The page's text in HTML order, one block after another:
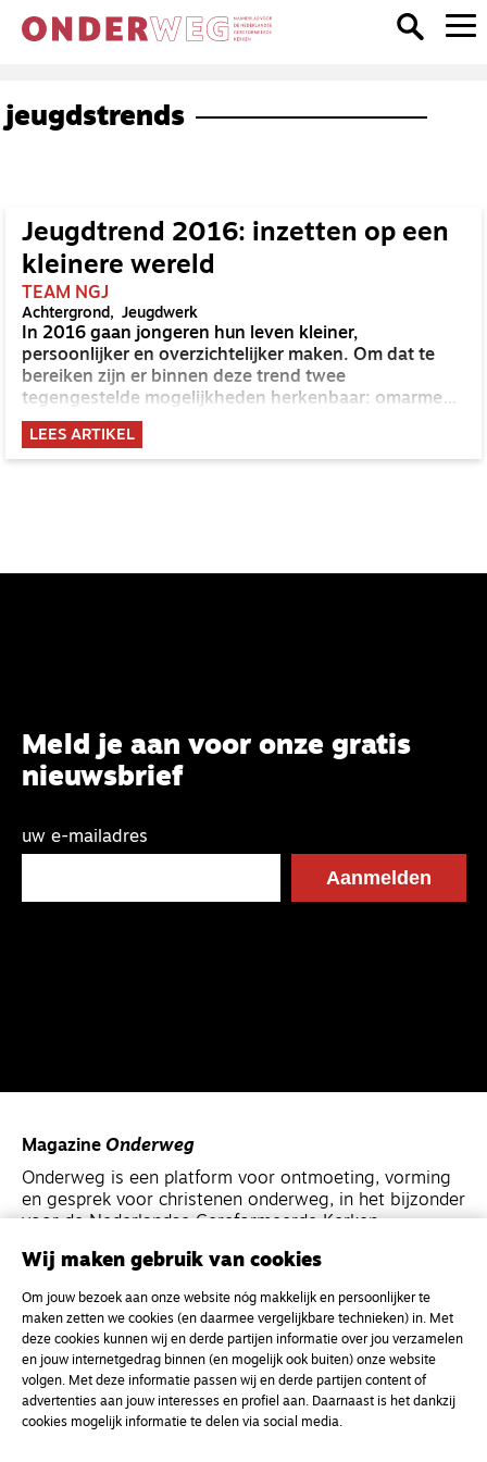
jeugdstrends
Jeugdtrend 2016: inzetten op een
kleinere wereld
TEAM NGJ
Achtergrond Jeugdwerk
In 2016 gaan jongeren hun leven kleiner,
persoonlijker en overzichtelijker maken. Om dat te
bereiken zijn er binnen deze trend twee
tegengestelde mogelijkheden herkenbaar: omarmen
of buitensluiten. Zo wordt er voor personen en ideeën
die de wereld overzichtelijker en rijker maken ruimte
gemaakt. En alles wat dat niet doet, wordt
LEES ARTIKEL
Meld je aan voor onze gratis
nieuwsbrief
uw e-mailadres
Magazine Onderweg
Onderweg is een platform voor ontmoeting, vorming
en gesprek voor christenen onderweg, in het bijzonder
voor de Nederlandse Gereformeerde Kerken.
Kvk-nummer 33277063
NL46 INGB 0117 5827 86
info@onderwegonline.nl
Wij maken gebruik van cookies
Om jouw bezoek aan onze website nóg makkelijk en persoonlijker te
maken zetten we cookies (en daarmee vergelijkbare technieken) in. Met
deze cookies kunnen wij en derde partijen informatie over jou verzamelen
en jouw internetgedrag binnen (en mogelijk ook buiten) onze website
volgen. Met deze informatie passen wij en derde partijen content of
advertenties aan jouw interesses en profiel aan. Daarnaast is het dankzij
cookies mogelijk informatie te delen via social media.